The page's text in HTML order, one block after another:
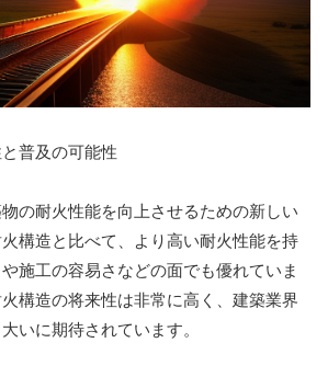
普及の可能性
の耐火性能を向上させるための新しい
構造と比べて、より高い耐火性能を持
施工の容易さなどの面でも優れていま
構造の将来性は非常に高く、建築業界
いに期待されています。